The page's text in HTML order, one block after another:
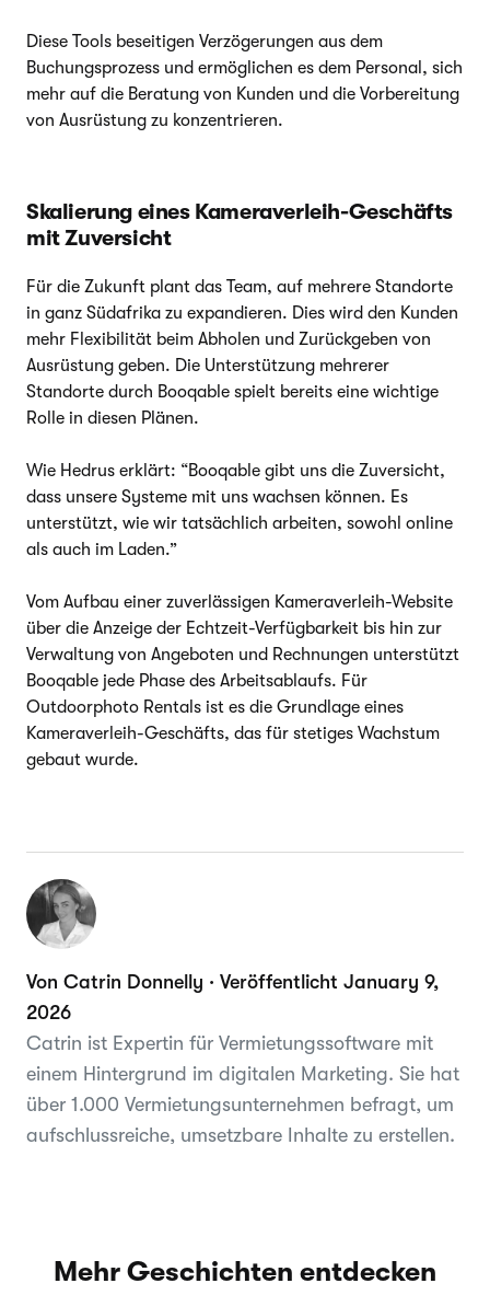
Diese Tools beseitigen Verzögerungen aus dem
Buchungsprozess und ermöglichen es dem Personal, sich
mehr auf die Beratung von Kunden und die Vorbereitung
von Ausrüstung zu konzentrieren.
Skalierung eines Kameraverleih-Geschäfts
mit Zuversicht
Für die Zukunft plant das Team, auf mehrere Standorte
in ganz Südafrika zu expandieren. Dies wird den Kunden
mehr Flexibilität beim Abholen und Zurückgeben von
Ausrüstung geben. Die Unterstützung mehrerer
Standorte durch Booqable spielt bereits eine wichtige
Rolle in diesen Plänen.
Wie Hedrus erklärt: “Booqable gibt uns die Zuversicht,
dass unsere Systeme mit uns wachsen können. Es
unterstützt, wie wir tatsächlich arbeiten, sowohl online
als auch im Laden.”
Vom Aufbau einer zuverlässigen Kameraverleih-Website
über die Anzeige der Echtzeit-Verfügbarkeit bis hin zur
Verwaltung von Angeboten und Rechnungen unterstützt
Booqable jede Phase des Arbeitsablaufs. Für
Outdoorphoto Rentals ist es die Grundlage eines
Kameraverleih-Geschäfts, das für stetiges Wachstum
gebaut wurde.
Von Catrin Donnelly · Veröffentlicht January 9,
2026
Catrin ist Expertin für Vermietungssoftware mit
einem Hintergrund im digitalen Marketing. Sie hat
über 1.000 Vermietungsunternehmen befragt, um
aufschlussreiche, umsetzbare Inhalte zu erstellen.
Mehr Geschichten entdecken